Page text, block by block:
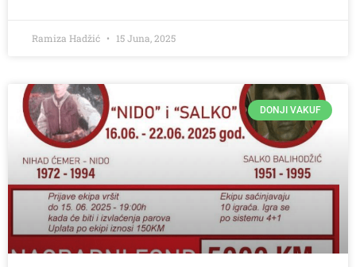
Ramiza Hadžić 15 Juna, 2025
DONJI VAKUF